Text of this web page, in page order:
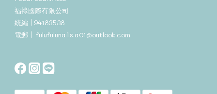
福祿國際有限公司
統編 | 94183538
電郵 | fulufulunails.a01@outlook.com